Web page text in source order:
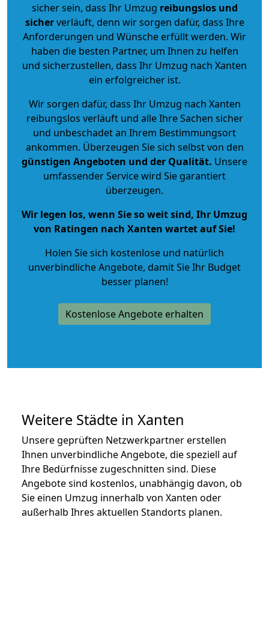
sicher sein, dass Ihr Umzug reibungslos und
sicherverläuft, denn wir sorgen dafür, dass Ihre
Anforderungen und Wünsche erfüllt werden. Wir
haben die besten Partner, um Ihnen zu helfen
und sicherzustellen, dass Ihr Umzug nach Xanten
ein erfolgreicher ist.
Wir sorgen dafür, dass Ihr Umzug nach Xanten
reibungslos verläuft und alle Ihre Sachen sicher
und unbeschadet an Ihrem Bestimmungsort
ankommen. Überzeugen Sie sich selbst von den
günstigen Angeboten und der Qualität. Unsere
umfassender Service wird Sie garantiert
überzeugen.
Wir legen los, wenn Sie so weit sind, Ihr Umzug
von Ratingen nach Xanten wartet auf Sie!
Holen Sie sich kostenlose und natürlich
unverbindliche Angebote, damit Sie Ihr Budget
besser planen!
Kostenlose Angebote erhalten
Weitere Städte in Xanten
Unsere geprüften Netzwerkpartner erstellen
Ihnen unverbindliche Angebote, die speziell auf
Ihre Bedürfnisse zugeschnitten sind. Diese
Angebote sind kostenlos, unabhängig davon, ob
Sie einen Umzug innerhalb von Xanten oder
außerhalb Ihres aktuellen Standorts planen.